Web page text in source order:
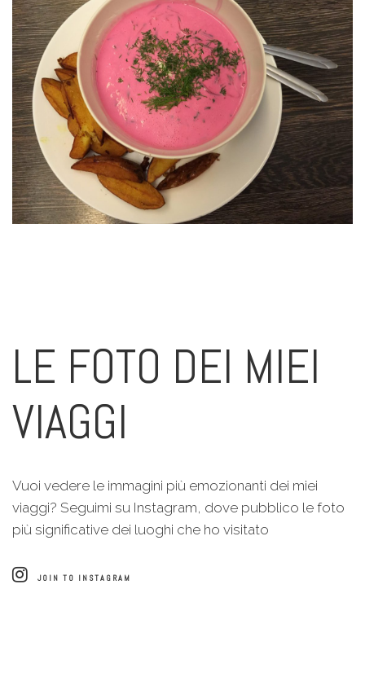
LE FOTO DEI MIEI
VIAGGI
Vuoi vedere le immagini più emozionanti dei miei
viaggi? Seguimi su Instagram, dove pubblico le foto
più significative dei luoghi che ho visitato
JOIN TO INSTAGRAM